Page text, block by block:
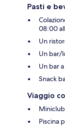
Pasti e
08:00
Un
Un bar/
Un bar
Snack
Viaggio
Piscina